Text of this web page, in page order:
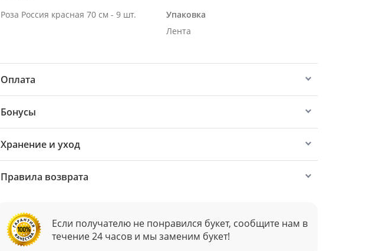
Роза Россия красная 70 см - 9 шт.
Упаковка
Лента
Оплата
Бонусы
Хранение и уход
Правила возврата
Если получателю не понравился букет, сообщите нам в
течение 24 часов и мы заменим букет!